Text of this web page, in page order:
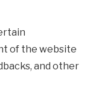
of the website
and other